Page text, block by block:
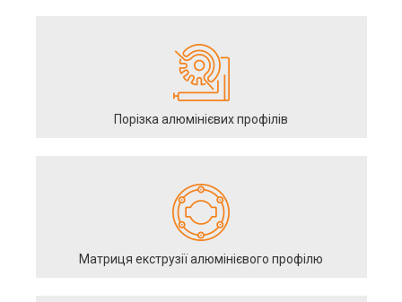
Порізка алюмінієвих профілів
Матриця екструзії алюмінієвого профілю